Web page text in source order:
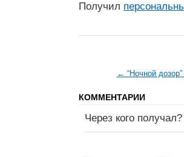
Получил
← “Ночной
КОММЕНТАРИИ
Через кого